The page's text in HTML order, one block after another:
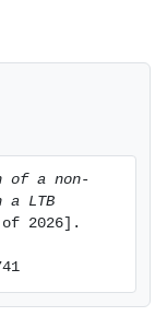
of a non-
LTB
2026].